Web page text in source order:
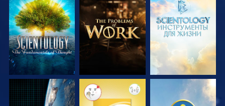
СМОТРЕТЬ
ПЕРЕДАЧИ
СМОТРЕТЬ
ПЕРЕДАЧИ
СМОТРЕТЬ
ПЕРЕДАЧИ